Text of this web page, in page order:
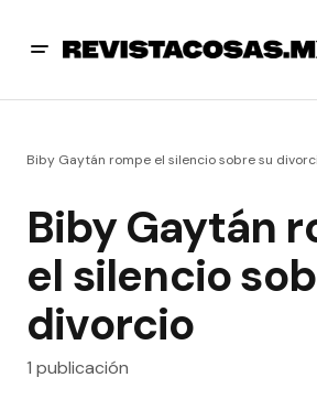
Biby Gaytán rompe el silencio sobre su
Biby Gaytán
el silencio
divorcio
1 publicación